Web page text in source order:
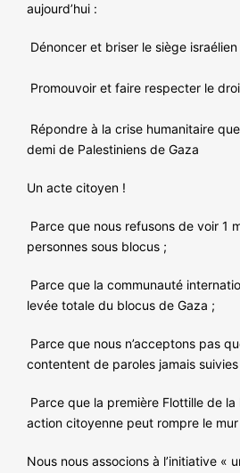
aujourd’hui :
Dénoncer et briser le siège
Promouvoir et faire respecter le
Répondre à la crise humanitaire
demi de Palestiniens de Gaza
Un acte citoyen !
Parce que nous refusons de voir 1
personnes sous blocus ;
Parce que la communauté
levée totale du blocus de Gaza ;
Parce que nous n’acceptons pas
contentent de paroles jamais suivies
Parce que la première Flottille de la
action citoyenne peut rompre le mur
Nous nous associons à l’initiative «